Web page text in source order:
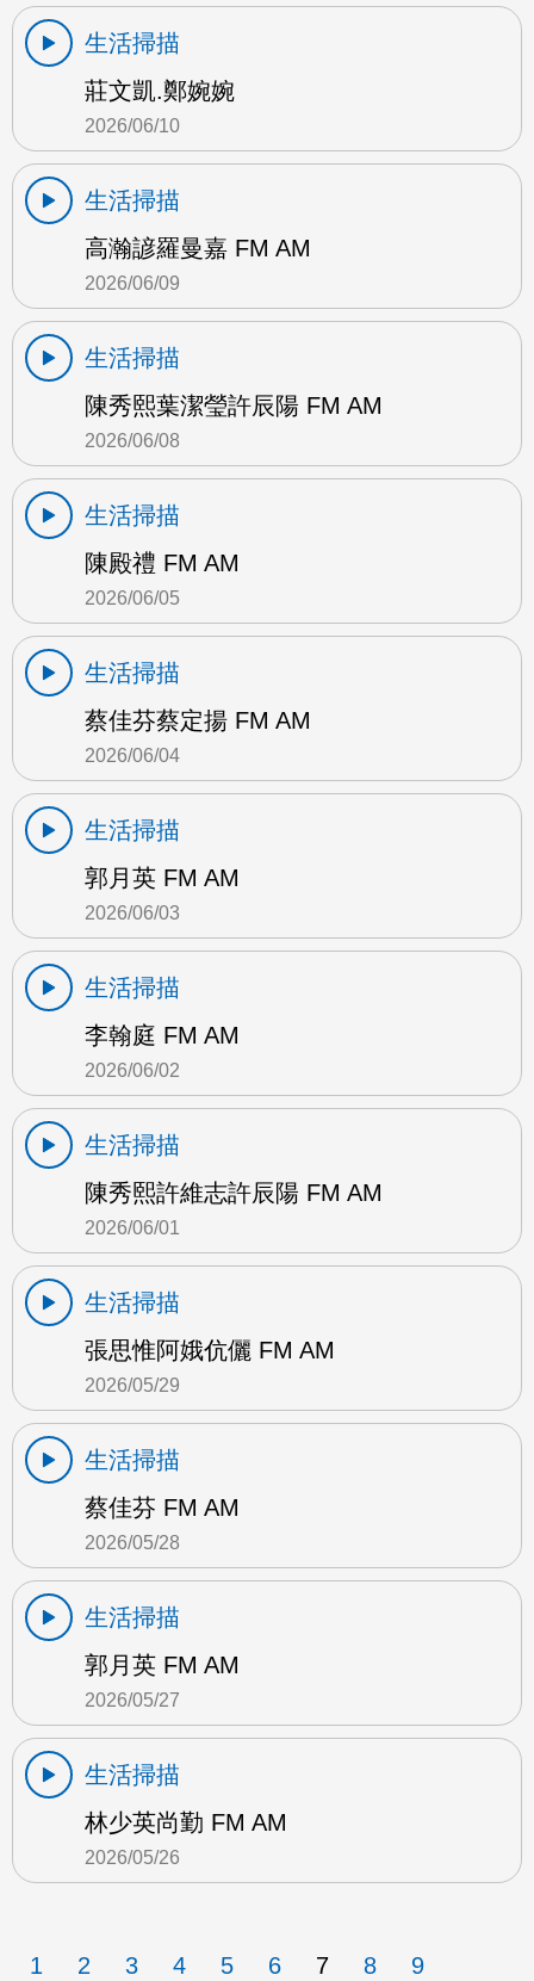
生活掃描
莊文凱.鄭婉婉
2026/06/10
生活掃描
高瀚諺羅曼嘉 FM AM
2026/06/09
生活掃描
陳秀熙葉潔瑩許辰陽 FM AM
2026/06/08
生活掃描
陳殿禮 FM AM
2026/06/05
生活掃描
蔡佳芬蔡定揚 FM AM
2026/06/04
生活掃描
郭月英 FM AM
2026/06/03
生活掃描
李翰庭 FM AM
2026/06/02
生活掃描
陳秀熙許維志許辰陽 FM AM
2026/06/01
生活掃描
張思惟阿娥伉儷 FM AM
2026/05/29
生活掃描
蔡佳芬 FM AM
2026/05/28
生活掃描
郭月英 FM AM
2026/05/27
生活掃描
林少英尚勤 FM AM
2026/05/26
1 2 3 4 5 6 7 8 9